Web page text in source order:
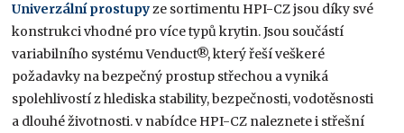
Univerzální prostupyze sortimentu HPI-CZ jsou díky své
konstrukci vhodné pro více typů krytin. Jsou součástí
variabilního systému Venduct®, který řeší veškeré
požadavky na bezpečný prostup střechou a vyniká
spolehlivostí zhlediska stability, bezpečnosti, vodotěsnosti
a dlouhé životnosti. v nabídce HPI-CZ naleznete i střešní